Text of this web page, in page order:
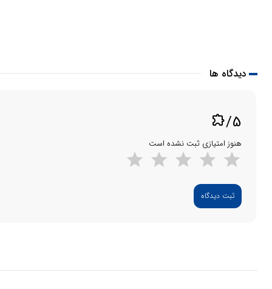
دیدگاه ها
extension/5
هنوز امتیازی ثبت نشده است
ثبت دیدگاه